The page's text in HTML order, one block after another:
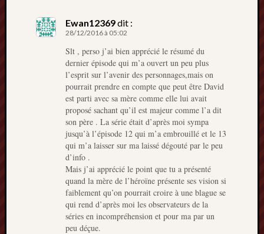
Ewan12369dit :
28/12/2016 à 05:02
Slt , perso j’ai bien apprécié le résumé du
dernier épisode qui m’a ouvert un peu plus
l’esprit sur l’avenir des personnages,mais on
pourrait prendre en compte que peut être David
est parti avec sa mère comme elle lui avait
proposé sachant qu’il est majeur comme l’a dit
son père . La série était d’après moi sympa
jusqu’à l’épisode 12 qui m’a embrouillé et le 13
qui m’a laisser sur ma laissé dégouté par le peu
d’info .
Mais j’ai apprécié le point que tu a présenté
quand la mère de l’héroïne présente ses vision si
faiblement qu’on pourrait croire à une blague se
qui rend d’après moi les observateurs de la
séries en incompréhension et pour ma par un
peu déçue.